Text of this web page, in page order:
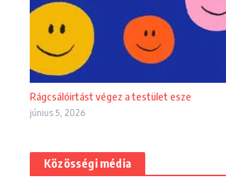
Rágcsálóirtást végez a testület esze
június 5, 2026
Közösségi média